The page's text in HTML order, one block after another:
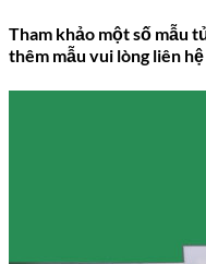
Tham khảo một số mẫu
thêm mẫu vui lòng liên